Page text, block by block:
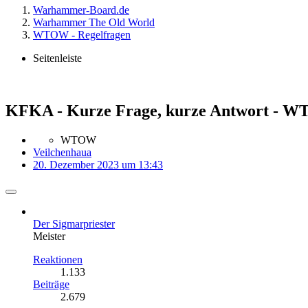
Warhammer-Board.de
Warhammer The Old World
WTOW - Regelfragen
Seitenleiste
KFKA - Kurze Frage, kurze Antwort -
WTOW
Veilchenhaua
20. Dezember 2023 um 13:43
Der Sigmarpriester
Meister
Reaktionen
1.133
Beiträge
2.679